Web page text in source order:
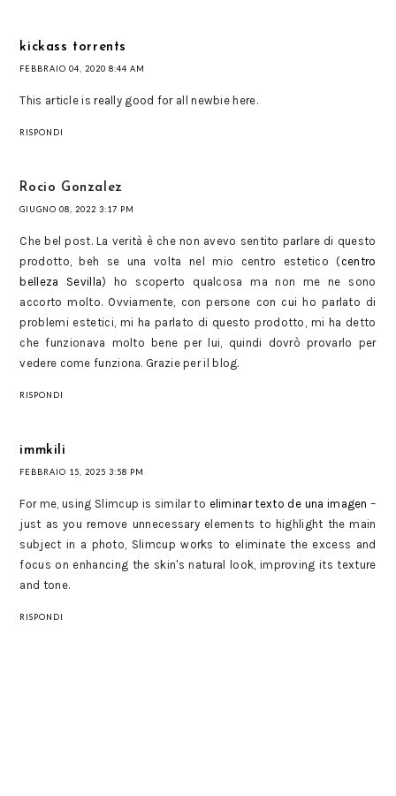
kickass torrents
FEBBRAIO 04, 2020 8:44 AM
This article is really good for all newbie here.
RISPONDI
Rocio Gonzalez
GIUGNO 08, 2022 3:17 PM
Che bel post. La verità è che non avevo sentito parlare di questo
prodotto, beh se una volta nel mio centro estetico ( centro
belleza Sevilla) ho scoperto qualcosa ma non me ne sono
accorto molto. Ovviamente, con persone con cui ho parlato di
problemi estetici, mi ha parlato di questo prodotto, mi ha detto
che funzionava molto bene per lui, quindi dovrò provarlo per
vedere come funziona. Grazie per il blog.
RISPONDI
immkili
FEBBRAIO 15, 2025 3:58 PM
For me, using Slimcup is similar to eliminar texto de una imagen –
just as you remove unnecessary elements to highlight the main
subject in a photo, Slimcup works to eliminate the excess and
focus on enhancing the skin's natural look, improving its texture
and tone.
RISPONDI